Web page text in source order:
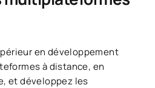
en développement
à distance, en
et développez les